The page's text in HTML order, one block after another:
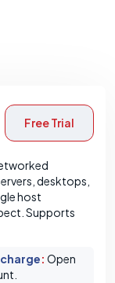
Free Trial
desktops,
host
Supports
: Open